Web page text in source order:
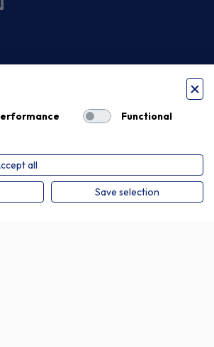
Privacy Policy
Functional
all
Save selection